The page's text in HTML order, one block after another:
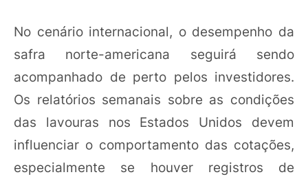
No cenário internacional, o desempenho da
safra norte-americana seguirá sendo
acompanhado de perto pelos investidores.
Os relatórios semanais sobre as condições
das lavouras nos Estados Unidos devem
influenciar o comportamento das cotações,
especialmente se houver registros de